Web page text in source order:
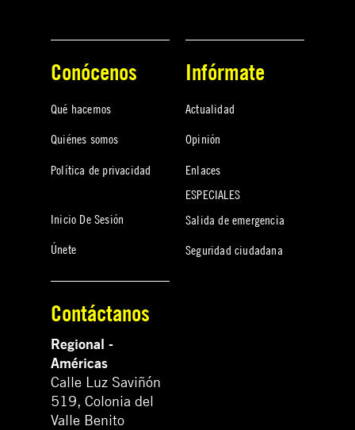
Conócenos
Qué hacemos
Quiénes somos
Política de privacidad
Inicio De Sesión
Únete
Infórmate
Actualidad
Opinión
Enlaces
ESPECIALES
Salida de emergencia
Seguridad ciudadana
Contáctanos
Regional -
Américas
Calle Luz Saviñón
519, Colonia del
Valle Benito